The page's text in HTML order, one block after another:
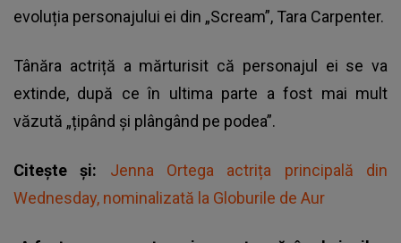
evoluția personajului ei din „Scream”, Tara Carpenter.
Tânăra actriță a mărturisit că personajul ei se va
extinde, după ce în ultima parte a fost mai mult
văzută „țipând și plângând pe podea”.
Citește și: Jenna Ortega actrița principală din
Wednesday, nominalizată la Globurile de Aur